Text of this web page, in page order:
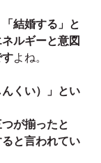
結婚する」と
ルギーと意図
よね。
くい）」とい
が揃ったと
と言われてい